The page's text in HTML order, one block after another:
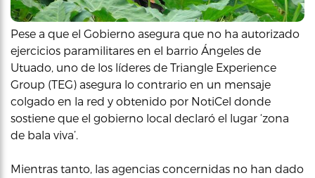
Pese a que el Gobierno asegura que no ha autorizado
ejercicios paramilitares en el barrio Ángeles de
Utuado, uno de los líderes de Triangle Experience
Group (TEG) asegura lo contrario en un mensaje
colgado en la red y obtenido por NotiCel donde
sostiene que el gobierno local declaró el lugar ‘zona
de bala viva’.
Mientras tanto, las agencias concernidas no han dado